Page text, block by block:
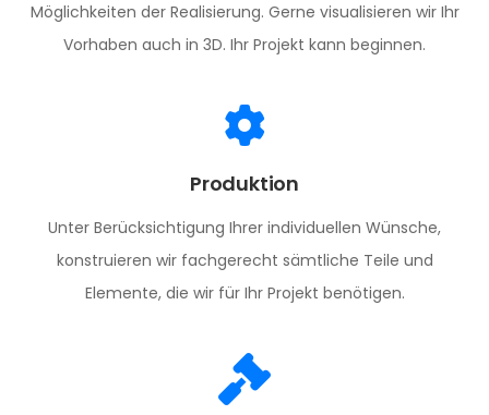
Möglichkeiten der Realisierung. Gerne visualisieren wir Ihr
Vorhaben auch in 3D. Ihr Projekt kann beginnen.
Produktion
Unter Berücksichtigung Ihrer individuellen Wünsche,
konstruieren wir fachgerecht sämtliche Teile und
Elemente, die wir für Ihr Projekt benötigen.